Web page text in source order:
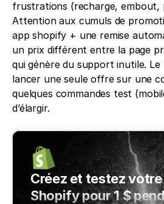
frustrations (recharge, embout,
Attention aux cumuls de
app shopify + une remise
un prix différent entre la page
qui génère du support inutile.
lancer une seule offre sur une
quelques commandes test
d’élargir.
Créez et testez
Shopify pour 1 $